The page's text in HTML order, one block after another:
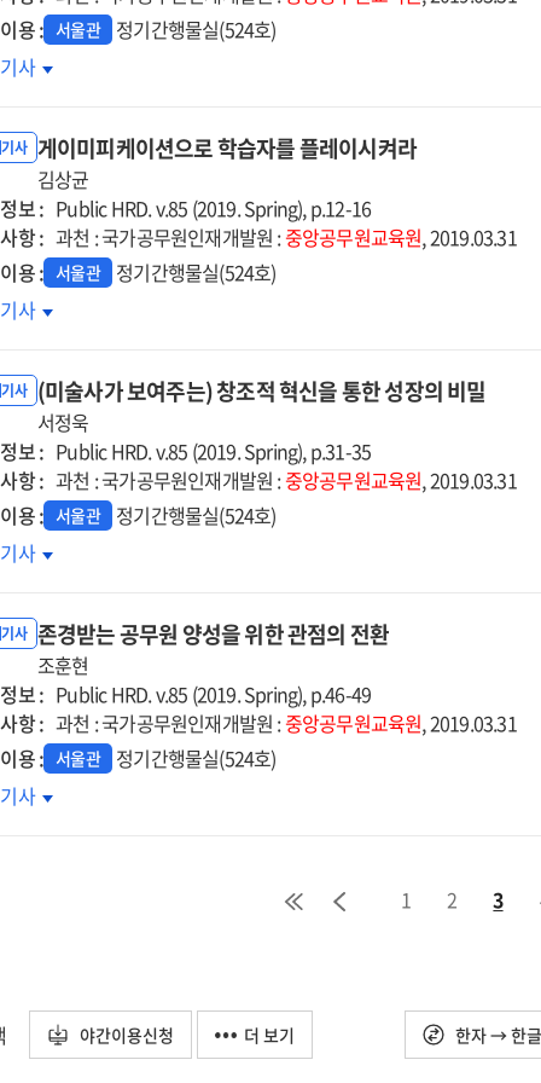
용 : 서울관
정기간행물실(524호)
력
사
사 게이미피케이션으로 학습자를 플레이시켜라
김상균
보 : Public HRD. v.85 (2019. Spring), p.12-16
항 : 과천 : 국가공무원인재개발원 :중앙공무원교육원, 2019.03.31
용 : 서울관
정기간행물실(524호)
피케이션으로
사
사 (미술사가 보여주는) 창조적 혁신을 통한 성장의 비밀
서정욱
보 : Public HRD. v.85 (2019. Spring), p.31-35
항 : 과천 : 국가공무원인재개발원 :중앙공무원교육원, 2019.03.31
용 : 서울관
정기간행물실(524호)
사가
사
사 존경받는 공무원 양성을 위한 관점의 전환
조훈현
보 : Public HRD. v.85 (2019. Spring), p.46-49
항 : 과천 : 국가공무원인재개발원 :중앙공무원교육원, 2019.03.31
용 : 서울관
정기간행물실(524호)
는
사
1 2 3
야간이용신청 더 보기 한자 → 한글